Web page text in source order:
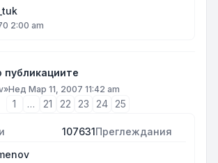
2:00 am
публикациите
»Нед Мар 11, 2007 11:42 am
1 … 21 22 23 24 25
107631Преглеждания